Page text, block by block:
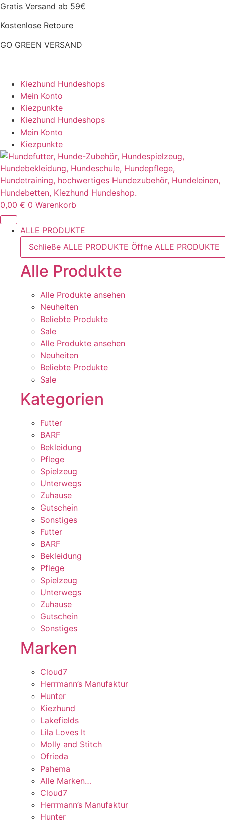
Zum
springen
Gratis Versand ab 59€
Kostenlose Retoure
GO GREEN VERSAND
Kiezhund Hundeshops
Mein Konto
Kiezpunkte
Kiezhund Hundeshops
Mein Konto
Kiezpunkte
0,00 € 0 Warenkorb
ALLE PRODUKTE
Schließe ALLE PRODUKTE Öffne ALLE PRODUKTE
Alle Produkte
Alle Produkte ansehen
Neuheiten
Beliebte Produkte
Sale
Alle Produkte ansehen
Neuheiten
Beliebte Produkte
Sale
Kategorien
Futter
BARF
Bekleidung
Pflege
Spielzeug
Unterwegs
Zuhause
Gutschein
Sonstiges
Futter
BARF
Bekleidung
Pflege
Spielzeug
Unterwegs
Zuhause
Gutschein
Sonstiges
Marken
Cloud7
Herrmann’s Manufaktur
Hunter
Kiezhund
Lakefields
Lila Loves It
Molly and Stitch
Ofrieda
Pahema
Alle Marken…
Cloud7
Herrmann’s Manufaktur
Hunter